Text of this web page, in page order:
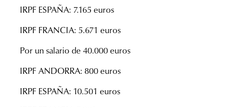
IRPF ESPAÑA: 7.165 euros
IRPF FRANCIA: 5.671 euros
Por un salario de 40.000 euros
IRPF ANDORRA: 800 euros
IRPF ESPAÑA: 10.501 euros